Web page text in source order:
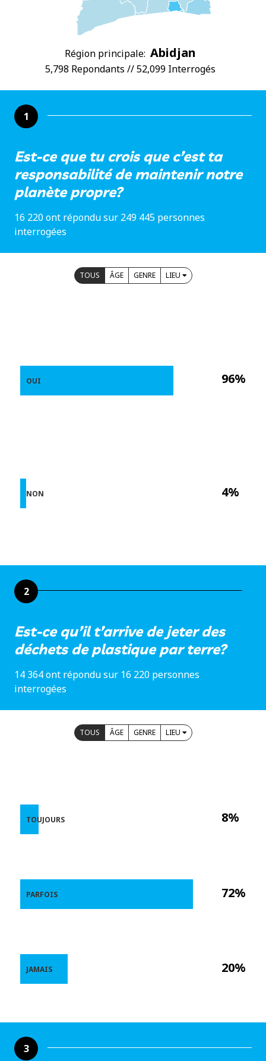
Région principale: Abidjan
5,798 Repondants // 52,099 Interrogés
1
Est-ce que tu crois que c’est ta
responsabilité de maintenir notre
planète propre?
16 220 ont répondu sur 249 445 personnes
interrogées
TOUS ÂGE GENRE LIEU
96%
4%
OUI
NON
2
Est-ce qu’il t’arrive de jeter des
déchets de plastique par terre?
14 364 ont répondu sur 16 220 personnes
interrogées
TOUS ÂGE GENRE LIEU
8%
72%
20%
TOUJOURS
PARFOIS
JAMAIS
3